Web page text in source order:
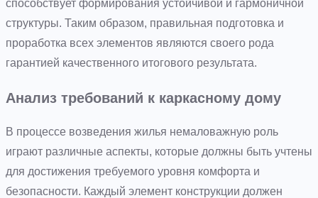
способствует формирования устойчивой и гармоничной
структуры. Таким образом, правильная подготовка и
проработка всех элементов являются своего рода
гарантией качественного итогового результата.
Анализ требований к каркасному дому
В процессе возведения жилья немаловажную роль
играют различные аспекты, которые должны быть учтены
для достижения требуемого уровня комфорта и
безопасности. Каждый элемент конструкции должен